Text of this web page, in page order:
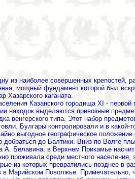
из наиболее совершенных крепостей,
мощный фундамент которой был
Хазарского каганата.
Казанского городища XI -
находок выделяются привозные
типа. Этот набор
Булгары контролировали и в какой-
выгодное географическое
до Балтики. Вниз по Волге
Белавина, в Верхнем Прикамье
проживала среди местного
из которых превратились позднее в
Марийском Поволжье. Примечательно,